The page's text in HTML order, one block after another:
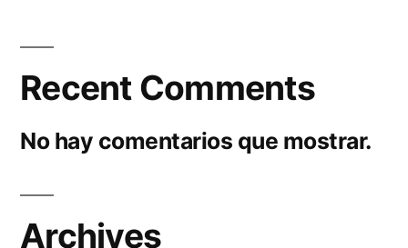
Recent Comments
No hay comentarios que mostrar.
Archives